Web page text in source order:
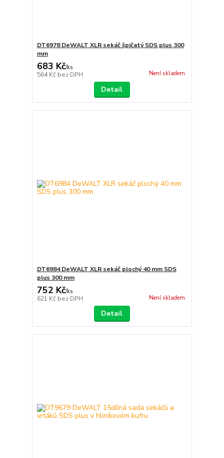
DT6978 DeWALT XLR sekáč špičatý SDS plus 300
mm
683 Kč/ks
564 Kč bez DPH Není skladem
Detail
DT6984 DeWALT XLR sekáč plochý 40 mm SDS
plus 300 mm
752 Kč/ks
621 Kč bez DPH Není skladem
Detail